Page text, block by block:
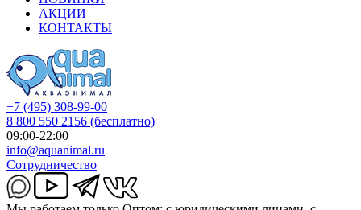
АКЦИИ
КОНТАКТЫ
+7 (495) 308-99-00
8 800 550 2156 (бесплатно)
09:00-22:00
info@aquanimal.ru
Сотрудничество